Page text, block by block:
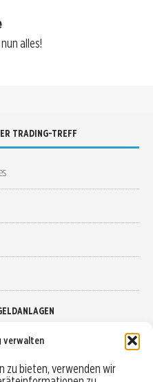
verwalten
zu bieten, verwenden wir
alles!
TRADING-TREFF